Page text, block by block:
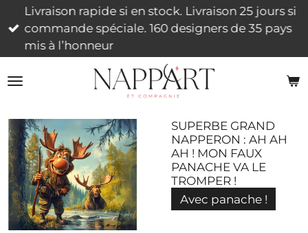
Passer
au
contenu
Livraison rapide si en stock. Livraison 25 jours si
commande spéciale. 160 designers de 35 pays
mis à l’honneur
SUPERBE GRAND
NAPPERON : AH AH
AH ! MON FAUX
PANACHE VA LE
TROMPER !
Avec panache !